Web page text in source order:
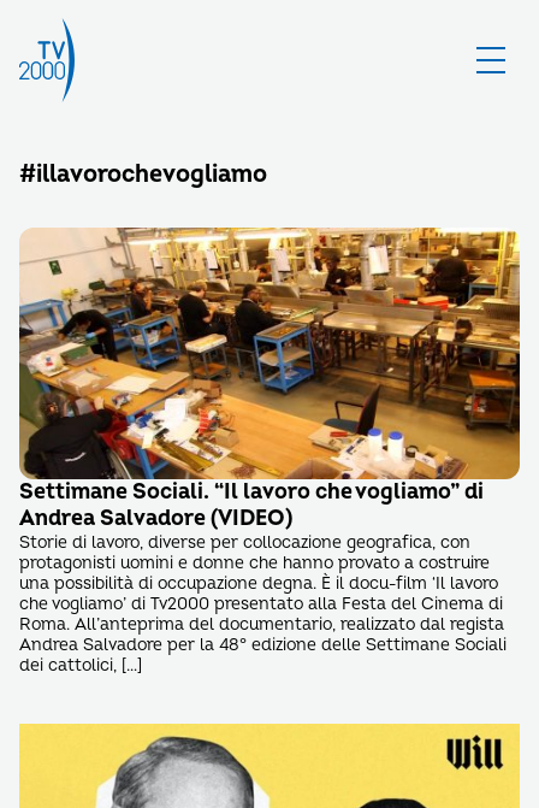
#illavorochevogliamo
Settimane Sociali. “Il lavoro che vogliamo” di
Andrea Salvadore (VIDEO)
Storie di lavoro, diverse per collocazione geografica, con
protagonisti uomini e donne che hanno provato a costruire
una possibilità di occupazione degna. È il docu-film ‘Il lavoro
che vogliamo’ di Tv2000 presentato alla Festa del Cinema di
Roma. All’anteprima del documentario, realizzato dal regista
Andrea Salvadore per la 48° edizione delle Settimane Sociali
dei cattolici, […]